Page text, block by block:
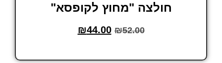
חולצה "מחוץ לקופסא"
₪52.00
₪44.00